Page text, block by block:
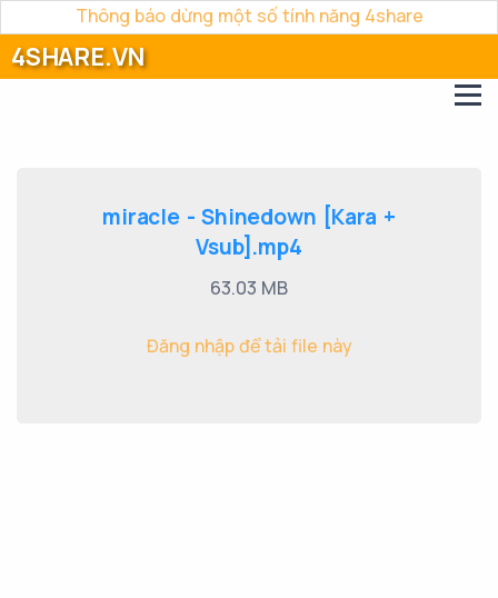
Thông báo dừng một số tính năng 4share
4SHARE.VN
miracle - Shinedown [Kara +
Vsub].mp4
63.03 MB
Đăng nhập để tải file này